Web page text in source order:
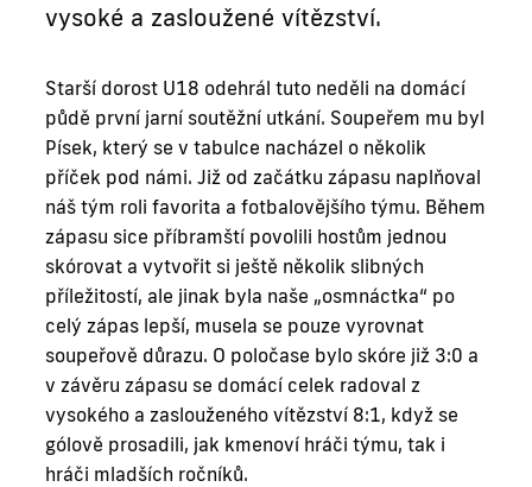
vysoké a zasloužené vítězství.
Starší dorost U18 odehrál tuto neděli na domácí
půdě první jarní soutěžní utkání. Soupeřem mu byl
Písek, který se v tabulce nacházel o několik
příček pod námi. Již od začátku zápasu naplňoval
náš tým roli favorita a fotbalovějšího týmu. Během
zápasu sice příbramští povolili hostům jednou
skórovat a vytvořit si ještě několik slibných
příležitostí, ale jinak byla naše „osmnáctka“ po
celý zápas lepší, musela se pouze vyrovnat
soupeřově důrazu. O poločase bylo skóre již 3:0 a
v závěru zápasu se domácí celek radoval z
vysokého a zaslouženého vítězství 8:1, když se
gólově prosadili, jak kmenoví hráči týmu, tak i
hráči mladších ročníků.